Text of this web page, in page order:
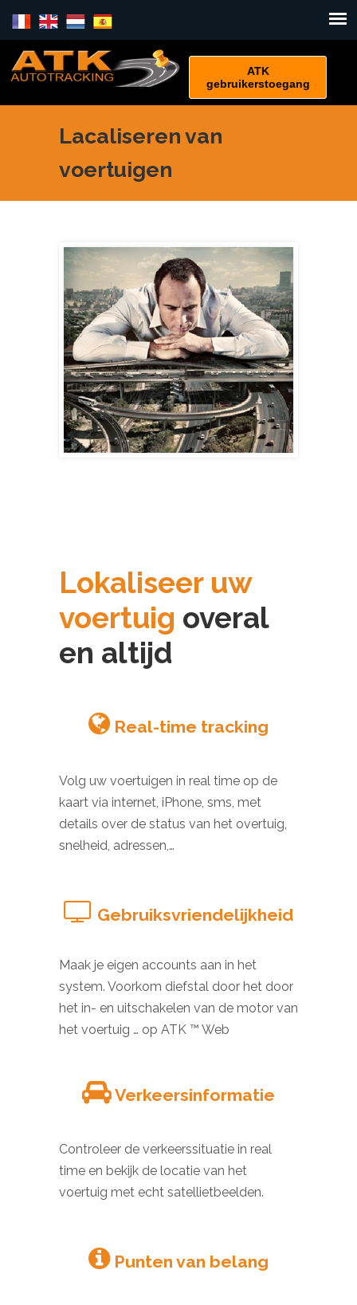
ATK
gebruikerstoegang
Lacaliseren van
voertuigen
Lokaliseer uw
voertuig overal
en altijd
Real-time tracking
Volg uw voertuigen in real time op de
kaart via internet, iPhone, sms, met
details over de status van het overtuig,
snelheid, adressen,…
Gebruiksvriendelijkheid
Maak je eigen accounts aan in het
system. Voorkom diefstal door het door
het in- en uitschakelen van de motor van
het voertuig … op ATK ™ Web
Verkeersinformatie
Controleer de verkeerssituatie in real
time en bekijk de locatie van het
voertuig met echt satellietbeelden.
Punten van belang